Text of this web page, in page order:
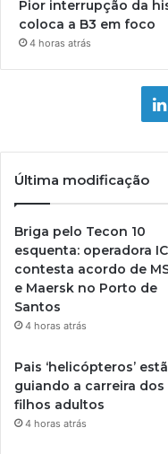
Pior interrupção da
coloca a B3 em foco
4 horas atrás
Última modificação
Briga pelo Tecon 10
esquenta: operadora
contesta acordo de
e Maersk no Porto de
Santos
4 horas atrás
Pais ‘helicópteros’
guiando a carreira dos
filhos adultos
4 horas atrás